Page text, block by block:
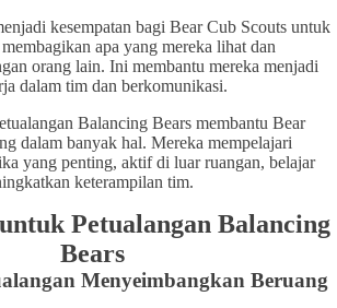
kesempatan bagi Bear Cub Scouts untuk
apa yang mereka lihat dan
orang lain. Ini membantu mereka menjadi
dalam tim dan berkomunikasi.
Balancing Bears membantu Bear
dalam banyak hal. Mereka mempelajari
yang penting, aktif di luar ruangan, belajar
keterampilan tim.
Petualangan Balancing
Bears
Menyeimbangkan Beruang